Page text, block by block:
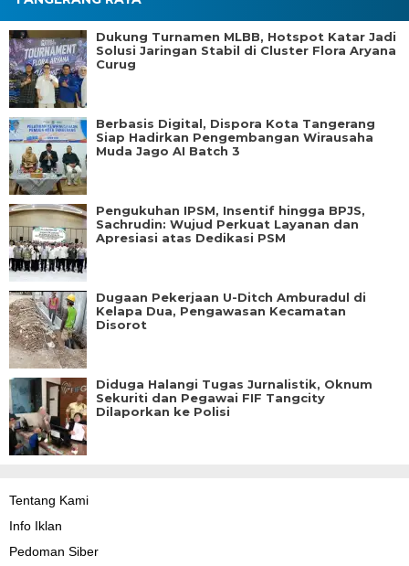
Dukung Turnamen MLBB, Hotspot Katar Jadi
Solusi Jaringan Stabil di Cluster Flora Aryana
Curug
Berbasis Digital, Dispora Kota Tangerang
Siap Hadirkan Pengembangan Wirausaha
Muda Jago AI Batch 3
Pengukuhan IPSM, Insentif hingga BPJS,
Sachrudin: Wujud Perkuat Layanan dan
Apresiasi atas Dedikasi PSM
Dugaan Pekerjaan U-Ditch Amburadul di
Kelapa Dua, Pengawasan Kecamatan
Disorot
Diduga Halangi Tugas Jurnalistik, Oknum
Sekuriti dan Pegawai FIF Tangcity
Dilaporkan ke Polisi
Tentang Kami
Info Iklan
Pedoman Siber